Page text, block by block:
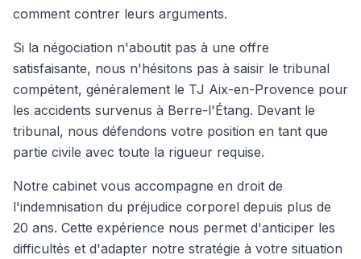
comment contrer leurs arguments.
Si la négociation n'aboutit pas à une offre
satisfaisante, nous n'hésitons pas à saisir le tribunal
compétent, généralement le TJ Aix-en-Provence pour
les accidents survenus à Berre-l'Étang. Devant le
tribunal, nous défendons votre position en tant que
partie civile avec toute la rigueur requise.
Notre cabinet vous accompagne en droit de
l'indemnisation du préjudice corporel depuis plus de
20 ans. Cette expérience nous permet d'anticiper les
difficultés et d'adapter notre stratégie à votre situation